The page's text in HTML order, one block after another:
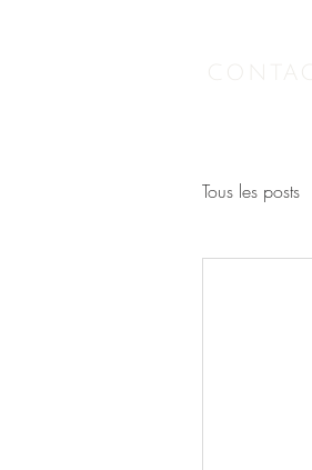
Tous les posts